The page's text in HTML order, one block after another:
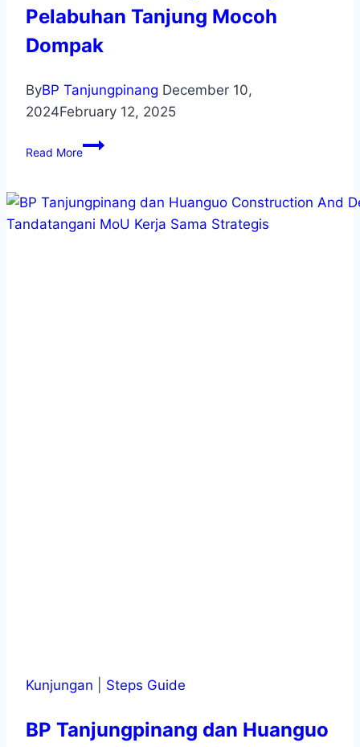
Pelabuhan Tanjung Mocoh
Dompak
ByBP Tanjungpinang December 10,
2024February 12, 2025
Read More
Kunjungan Steps Guide
BP Tanjungpinang dan Huanguo